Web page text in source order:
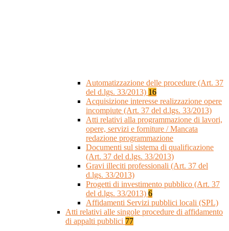
Automatizzazione delle procedure (Art. 37
del d.lgs. 33/2013) 16
Acquisizione interesse realizzazione opere
incompiute (Art. 37 del d.lgs. 33/2013)
Atti relativi alla programmazione di lavori,
opere, servizi e forniture / Mancata
redazione programmazione
Documenti sul sistema di qualificazione
(Art. 37 del d.lgs. 33/2013)
Gravi illeciti professionali (Art. 37 del
d.lgs. 33/2013)
Progetti di investimento pubblico (Art. 37
del d.lgs. 33/2013) 6
Affidamenti Servizi pubblici locali (SPL)
Atti relativi alle singole procedure di affidamento
di appalti pubblici 77